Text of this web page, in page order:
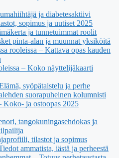
ja diabetesaktiivi
sopimus ja uutiset 2025
ja tunnetuimmat roolit
pinta-alan ja muunnat yksiköitä
rooleissa – Kattava opas kauden
– Koko näyttelijäkaarti
syöpätaistelu ja perhe
suorapuheinen kolumnisti
Koko- ja ostoopas 2025
tangokuningasehdokas ja
tilastot ja sopimus
ammatista, iästä ja perheestä